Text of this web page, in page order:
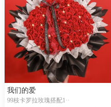
我们的爱
99枝卡罗拉玫瑰搭配1··